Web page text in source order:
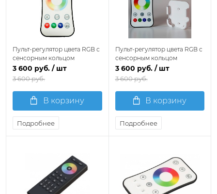
Пульт-регулятор цвета RGB с
сенсорным кольцом
Favourite 2001-RC-004
3 600 руб. / шт
3 600 руб.
В корзину
Подробнее
Пульт-регулятор цвета RGB с
сенсорным кольцом
Favourite 2001-RC-003
3 600 руб. / шт
3 600 руб.
В корзину
Подробнее